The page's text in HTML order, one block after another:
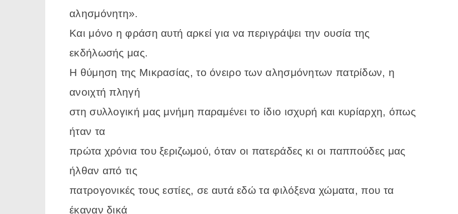
αλησμόνητη».
Και μόνο η φράση αυτή αρκεί για να περιγράψει την ουσία της
εκδήλωσής μας.
Η θύμηση της Μικρασίας, το όνειρο των αλησμόνητων πατρίδων, η
ανοιχτή πληγή
στη συλλογική μας μνήμη παραμένει το ίδιο ισχυρή και κυρίαρχη, όπως
ήταν τα
πρώτα χρόνια του ξεριζωμού, όταν οι πατεράδες κι οι παππούδες μας
ήλθαν από τις
πατρογονικές τους εστίες, σε αυτά εδώ τα φιλόξενα χώματα, που τα
έκαναν δικά